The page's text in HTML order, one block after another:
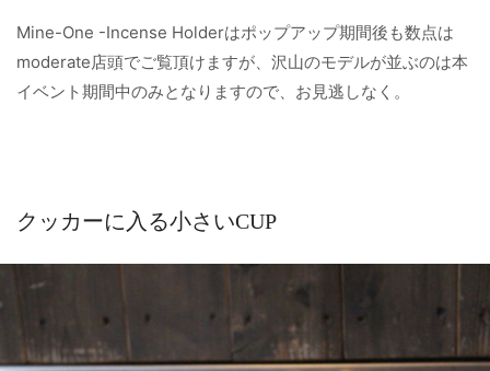
Mine-One -Incense Holderはポップアップ期間後も数点は
moderate店頭でご覧頂けますが、沢山のモデルが並ぶのは本
イベント期間中のみとなりますので、お見逃しなく。
クッカーに入る小さいCUP